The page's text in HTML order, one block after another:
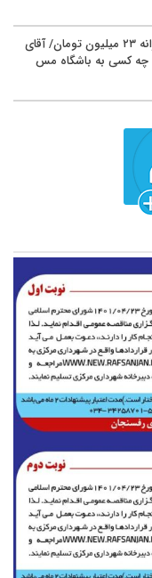
مدیر غیربومی با دستمزد روزانه ۲۳ میلیون تومان/ آقای
چه کسی به باشگاه مس